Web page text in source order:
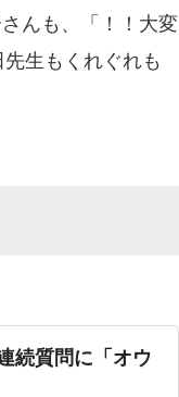
んも、「！！大変
生もくれぐれも
続質問に「オウ